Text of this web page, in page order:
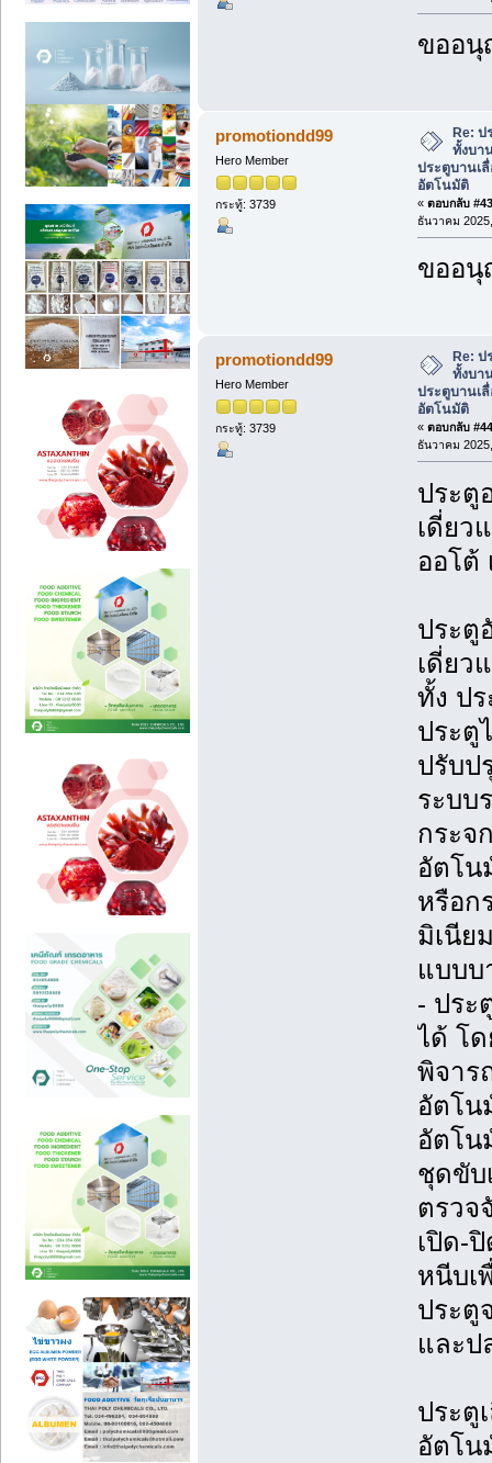
ขออ
promotiondd99
Hero Member
กระทู้: 3739
Re: ป
ทั้งบา
ประตูบานเ
อัตโนมัติ
« ตอบกลับ
ธันวาคม
ขออ
promotiondd99
Hero Member
กระทู้: 3739
Re: ป
ทั้งบา
ประตูบานเ
อัตโนมัติ
« ตอบกลับ
ธันวาคม
ประตู
เดี่ยว
ออโต้
ประตู
เดี่ยว
ทั้ง ป
ประตู
ปรับป
ระบบ
กระจ
อัตโน
หรือก
มิเนีย
แบบบ
- ประ
ได้ โ
พิจาร
อัตโน
อัตโน
ชุดขับ
ตรวจ
เปิด-
หนีบเ
ประตู
และป
ประตู
อัตโน